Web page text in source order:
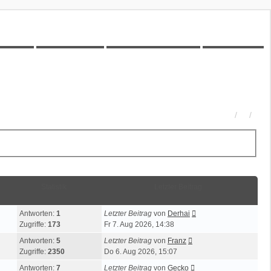
Antworten: 1
Zugriffe: 173
Letzter Beitrag von Derhai
Fr 7. Aug 2026, 14:38
Antworten: 5
Zugriffe: 2350
Letzter Beitrag von Franz
Do 6. Aug 2026, 15:07
Antworten: 7
Letzter Beitrag von Gecko